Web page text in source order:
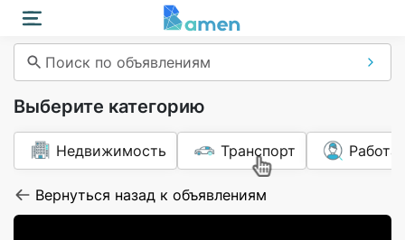
Поиск по объявлениям
Выберите категорию
Недвижимость Транспорт Работа
Вернуться назад к объявлениям